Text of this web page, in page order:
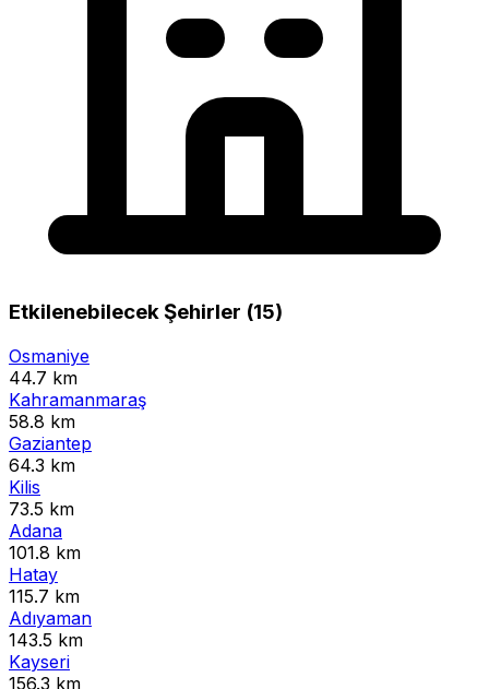
Etkilenebilecek Şehirler (15)
Osmaniye
44.7 km
Kahramanmaraş
58.8 km
Gaziantep
64.3 km
Kilis
73.5 km
Adana
101.8 km
Hatay
115.7 km
Adıyaman
143.5 km
Kayseri
156.3 km